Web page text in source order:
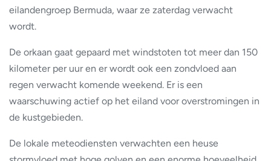
eilandengroep Bermuda, waar ze zaterdag verwacht
wordt.
De orkaan gaat gepaard met windstoten tot meer dan 150
kilometer per uur en er wordt ook een zondvloed aan
regen verwacht komende weekend. Er is een
waarschuwing actief op het eiland voor overstromingen in
de kustgebieden.
De lokale meteodiensten verwachten een heuse